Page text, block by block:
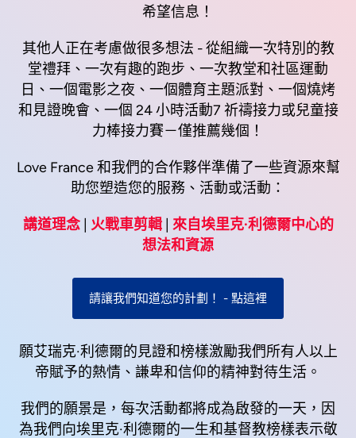
希望信息！
其他人正在考慮做很多想法 - 從組織一次特別的教
堂禮拜、一次有趣的跑步、一次教堂和社區運動
日、一個電影之夜、一個體育主題派對、一個燒烤
和見證晚會、一個 24 小時活動7 祈禱接力或兒童接
力棒接力賽－僅推薦幾個！
Love France 和我們的合作夥伴準備了一些資源來幫
助您塑造您的服務、活動或活動：
講道理念 火戰車剪輯| 來自埃里克·利德爾中心的
想法和資源
請讓我們知道您的計劃！ - 點這裡
願艾瑞克·利德爾的見證和榜樣激勵我們所有人以上
帝賦予的熱情、謙卑和信仰的精神對待生活。
我們的願景是，每次活動都將成為啟發的一天，因
為我們向埃里克·利德爾的一生和基督教榜樣表示敬